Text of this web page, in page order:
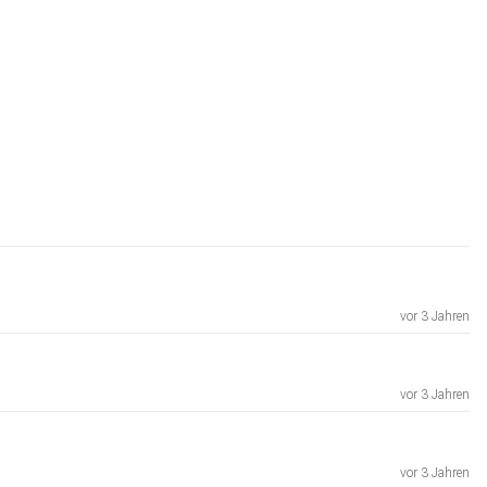
vor 3 Jahren
vor 3 Jahren
vor 3 Jahren